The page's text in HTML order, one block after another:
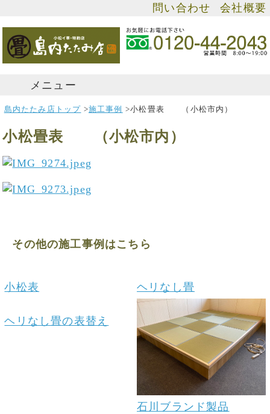
問い合わせ 会社概要
メニュー
島内たたみ店トップ >施工事例 >小松畳表 （小松市内）
小松畳表 （小松市内）
その他の施工事例はこちら
小松表 ヘリなし畳
ヘリなし畳の表替え
石川ブランド製品